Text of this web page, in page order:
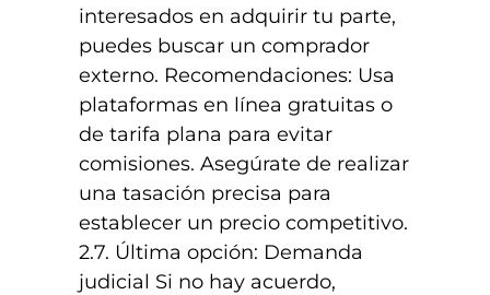
interesados en adquirir tu parte,
puedes buscar un comprador
externo. Recomendaciones: Usa
plataformas en línea gratuitas o
de tarifa plana para evitar
comisiones. Asegúrate de realizar
una tasación precisa para
establecer un precio competitivo.
2.7. Última opción: Demanda
judicial Si no hay acuerdo,